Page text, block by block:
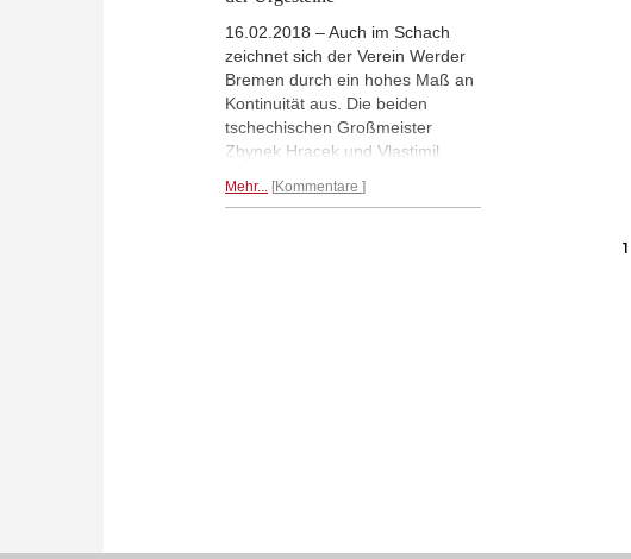
16.02.2018 – Auch im Schach
zeichnet sich der Verein Werder
Bremen durch ein hohes Maß an
Kontinuität aus. Die beiden
tschechischen Großmeister
Zbynek Hracek und Vlastimil
seit der Vereinsgründung zur
Mehr... Kommentare
1